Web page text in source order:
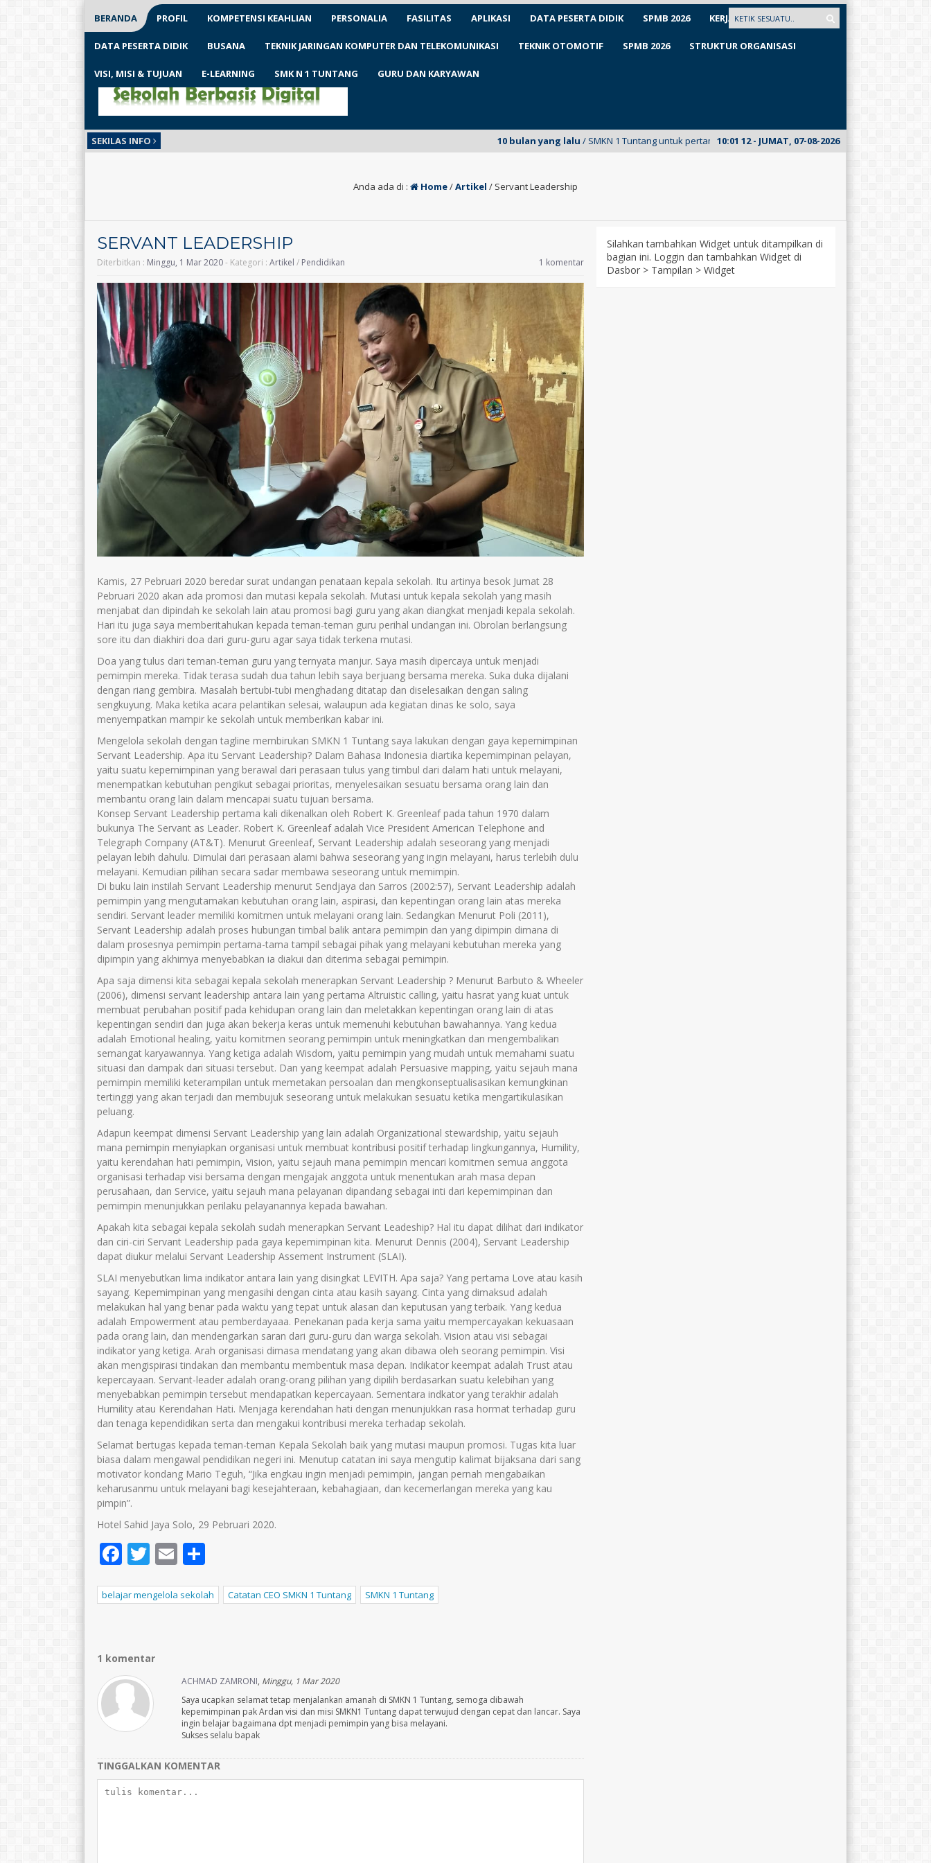
BERANDA PROFIL KOMPETENSI KEAHLIAN PERSONALIA FASILITAS APLIKASI DATA PESERTA DIDIK SPMB 2026 KERJASAMA
DATA PESERTA DIDIK BUSANA TEKNIK JARINGAN KOMPUTER DAN TELEKOMUNIKASI TEKNIK OTOMOTIF SPMB 2026 STRUKTUR ORGANISASI
VISI, MISI & TUJUAN E-LEARNING SMK N 1 TUNTANG GURU DAN KARYAWAN
SEKILAS INFO 10:01 13- JUMAT, 07-08-2026
10 bulan yang lalu/ SMKN 1 Tuntang untuk pertama kalinya meluncurkan E-Mading dari kelas XII Busana.
Anda ada di : Home/Artikel / Servant Leadership
SERVANT LEADERSHIP
Diterbitkan : Minggu, 1 Mar 2020- Kategori : Artikel / Pendidikan 1 komentar
Kamis, 27 Pebruari 2020 beredar surat undangan penataan kepala sekolah. Itu artinya besok Jumat 28
Pebruari 2020 akan ada promosi dan mutasi kepala sekolah. Mutasi untuk kepala sekolah yang masih
menjabat dan dipindah ke sekolah lain atau promosi bagi guru yang akan diangkat menjadi kepala sekolah.
Hari itu juga saya memberitahukan kepada teman-teman guru perihal undangan ini. Obrolan berlangsung
sore itu dan diakhiri doa dari guru-guru agar saya tidak terkena mutasi.
Doa yang tulus dari teman-teman guru yang ternyata manjur. Saya masih dipercaya untuk menjadi
pemimpin mereka. Tidak terasa sudah dua tahun lebih saya berjuang bersama mereka. Suka duka dijalani
dengan riang gembira. Masalah bertubi-tubi menghadang ditatap dan diselesaikan dengan saling
sengkuyung. Maka ketika acara pelantikan selesai, walaupun ada kegiatan dinas ke solo, saya
menyempatkan mampir ke sekolah untuk memberikan kabar ini.
Mengelola sekolah dengan tagline membirukan SMKN 1 Tuntang saya lakukan dengan gaya kepemimpinan
Servant Leadership. Apa itu Servant Leadership? Dalam Bahasa Indonesia diartika kepemimpinan pelayan,
yaitu suatu kepemimpinan yang berawal dari perasaan tulus yang timbul dari dalam hati untuk melayani,
menempatkan kebutuhan pengikut sebagai prioritas, menyelesaikan sesuatu bersama orang lain dan
membantu orang lain dalam mencapai suatu tujuan bersama.
Konsep Servant Leadership pertama kali dikenalkan oleh Robert K. Greenleaf pada tahun 1970 dalam
bukunya The Servant as Leader. Robert K. Greenleaf adalah Vice President American Telephone and
Telegraph Company (AT&T). Menurut Greenleaf, Servant Leadership adalah seseorang yang menjadi
pelayan lebih dahulu. Dimulai dari perasaan alami bahwa seseorang yang ingin melayani, harus terlebih dulu
melayani. Kemudian pilihan secara sadar membawa seseorang untuk memimpin.
Di buku lain instilah Servant Leadership menurut Sendjaya dan Sarros (2002:57), Servant Leadership adalah
pemimpin yang mengutamakan kebutuhan orang lain, aspirasi, dan kepentingan orang lain atas mereka
sendiri. Servant leader memiliki komitmen untuk melayani orang lain. Sedangkan Menurut Poli (2011),
Servant Leadership adalah proses hubungan timbal balik antara pemimpin dan yang dipimpin dimana di
dalam prosesnya pemimpin pertama-tama tampil sebagai pihak yang melayani kebutuhan mereka yang
dipimpin yang akhirnya menyebabkan ia diakui dan diterima sebagai pemimpin.
Apa saja dimensi kita sebagai kepala sekolah menerapkan Servant Leadership ? Menurut Barbuto & Wheeler
(2006), dimensi servant leadership antara lain yang pertama Altruistic calling, yaitu hasrat yang kuat untuk
membuat perubahan positif pada kehidupan orang lain dan meletakkan kepentingan orang lain di atas
kepentingan sendiri dan juga akan bekerja keras untuk memenuhi kebutuhan bawahannya. Yang kedua
adalah Emotional healing, yaitu komitmen seorang pemimpin untuk meningkatkan dan mengembalikan
semangat karyawannya. Yang ketiga adalah Wisdom, yaitu pemimpin yang mudah untuk memahami suatu
situasi dan dampak dari situasi tersebut. Dan yang keempat adalah Persuasive mapping, yaitu sejauh mana
pemimpin memiliki keterampilan untuk memetakan persoalan dan mengkonseptualisasikan kemungkinan
tertinggi yang akan terjadi dan membujuk seseorang untuk melakukan sesuatu ketika mengartikulasikan
peluang.
Adapun keempat dimensi Servant Leadership yang lain adalah Organizational stewardship, yaitu sejauh
mana pemimpin menyiapkan organisasi untuk membuat kontribusi positif terhadap lingkungannya, Humility,
yaitu kerendahan hati pemimpin, Vision, yaitu sejauh mana pemimpin mencari komitmen semua anggota
organisasi terhadap visi bersama dengan mengajak anggota untuk menentukan arah masa depan
perusahaan, dan Service, yaitu sejauh mana pelayanan dipandang sebagai inti dari kepemimpinan dan
pemimpin menunjukkan perilaku pelayanannya kepada bawahan.
Apakah kita sebagai kepala sekolah sudah menerapkan Servant Leadeship? Hal itu dapat dilihat dari indikator
dan ciri-ciri Servant Leadership pada gaya kepemimpinan kita. Menurut Dennis (2004), Servant Leadership
dapat diukur melalui Servant Leadership Assement Instrument (SLAI).
SLAI menyebutkan lima indikator antara lain yang disingkat LEVITH. Apa saja? Yang pertama Love atau kasih
sayang. Kepemimpinan yang mengasihi dengan cinta atau kasih sayang. Cinta yang dimaksud adalah
melakukan hal yang benar pada waktu yang tepat untuk alasan dan keputusan yang terbaik. Yang kedua
adalah Empowerment atau pemberdayaaa. Penekanan pada kerja sama yaitu mempercayakan kekuasaan
pada orang lain, dan mendengarkan saran dari guru-guru dan warga sekolah. Vision atau visi sebagai
indikator yang ketiga. Arah organisasi dimasa mendatang yang akan dibawa oleh seorang pemimpin. Visi
akan mengispirasi tindakan dan membantu membentuk masa depan. Indikator keempat adalah Trust atau
kepercayaan. Servant-leader adalah orang-orang pilihan yang dipilih berdasarkan suatu kelebihan yang
menyebabkan pemimpin tersebut mendapatkan kepercayaan. Sementara indkator yang terakhir adalah
Humility atau Kerendahan Hati. Menjaga kerendahan hati dengan menunjukkan rasa hormat terhadap guru
dan tenaga kependidikan serta dan mengakui kontribusi mereka terhadap sekolah.
Selamat bertugas kepada teman-teman Kepala Sekolah baik yang mutasi maupun promosi. Tugas kita luar
biasa dalam mengawal pendidikan negeri ini. Menutup catatan ini saya mengutip kalimat bijaksana dari sang
motivator kondang Mario Teguh, “Jika engkau ingin menjadi pemimpin, jangan pernah mengabaikan
keharusanmu untuk melayani bagi kesejahteraan, kebahagiaan, dan kecemerlangan mereka yang kau
pimpin”.
Hotel Sahid Jaya Solo, 29 Pebruari 2020.
Facebook
Twitter
Email
belajar mengelola sekolah Catatan CEO SMKN 1 Tuntang SMKN 1 Tuntang
1 komentar
ACHMAD ZAMRONI, Minggu, 1 Mar 2020
Saya ucapkan selamat tetap menjalankan amanah di SMKN 1 Tuntang, semoga dibawah
kepemimpinan pak Ardan visi dan misi SMKN1 Tuntang dapat terwujud dengan cepat dan lancar. Saya
ingin belajar bagaimana dpt menjadi pemimpin yang bisa melayani.
Sukses selalu bapak
TINGGALKAN KOMENTAR
Silahkan tambahkan Widget untuk ditampilkan di
bagian ini. Loggin dan tambahkan Widget di
Dasbor > Tampilan > Widget